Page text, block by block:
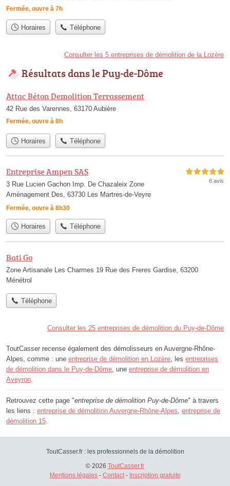
Fermée, ouvre à 7h
Horaires Téléphone
Consulter les 5 entreprises de démolition de la Lozère
Résultats dans le Puy-de-Dôme
Attac Béton Demolition Terrassement
42 Rue des Varennes, 63170 Aubière
Fermée, ouvre à 8h
Horaires Téléphone
Entreprise Ampen SAS
3 Rue Lucien Gachon Imp. De Chazaleix Zone
Aménagement Des, 63730 Les Martres-de-Veyre
Fermée, ouvre à 8h30
5,0 étoiles sur 5
6 avis
Horaires Téléphone
Bati Go
Zone Artisanale Les Charmes 19 Rue des Freres Gardise, 63200
Ménétrol
Téléphone
Consulter les 25 entreprises de démolition du Puy-de-Dôme
ToutCasser recense également des démolisseurs en Auvergne-Rhône-
Alpes, comme : une entreprise de démolition en Lozère , les entreprises
de démolition dans le Puy-de-Dôme , une entreprise de démolition en
Aveyron
Retrouvez cette page "entreprise de démolition Puy-de-Dôme" à travers
les liens : entreprise de démolition Auvergne-Rhône-Alpes entreprise de
démolition 15
ToutCasser.fr : les professionnels de la démolition
© 2026 ToutCasser.fr
Mentions légales- Contact- Inscription gratuite